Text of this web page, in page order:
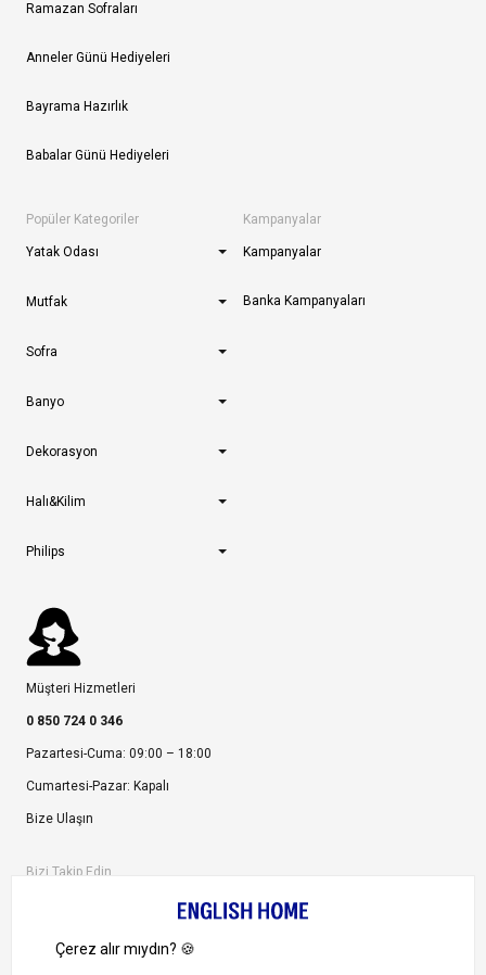
Ramazan Sofraları
Anneler Günü Hediyeleri
Bayrama Hazırlık
Babalar Günü Hediyeleri
Popüler Kategoriler
Yatak Odası
Mutfak
Sofra
Banyo
Dekorasyon
Halı&Kilim
Philips
Kampanyalar
Kampanyalar
Banka Kampanyaları
Müşteri Hizmetleri
0 850 724 0 346
Pazartesi-Cuma: 09:00 – 18:00
Cumartesi-Pazar: Kapalı
Bize Ulaşın
Bizi Takip Edin